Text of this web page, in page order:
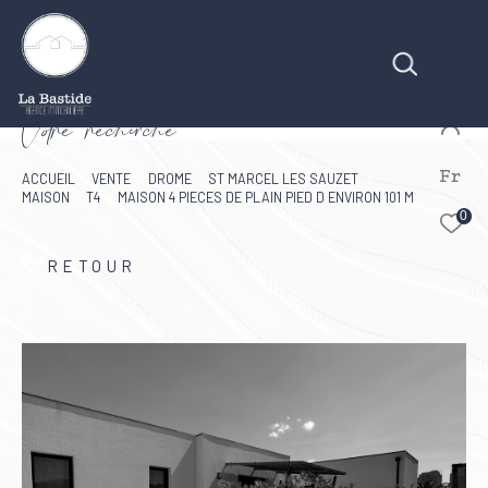
Fr
0
Vore recece
ACCUEIL VENTE DROME
ST MARCEL LES SAUZET
MAISON
T4 MAISON 4 PIECES DE PLAIN PIED D ENVIRON 101 M
RETOUR
Effectuer une recherche
Type d'offre